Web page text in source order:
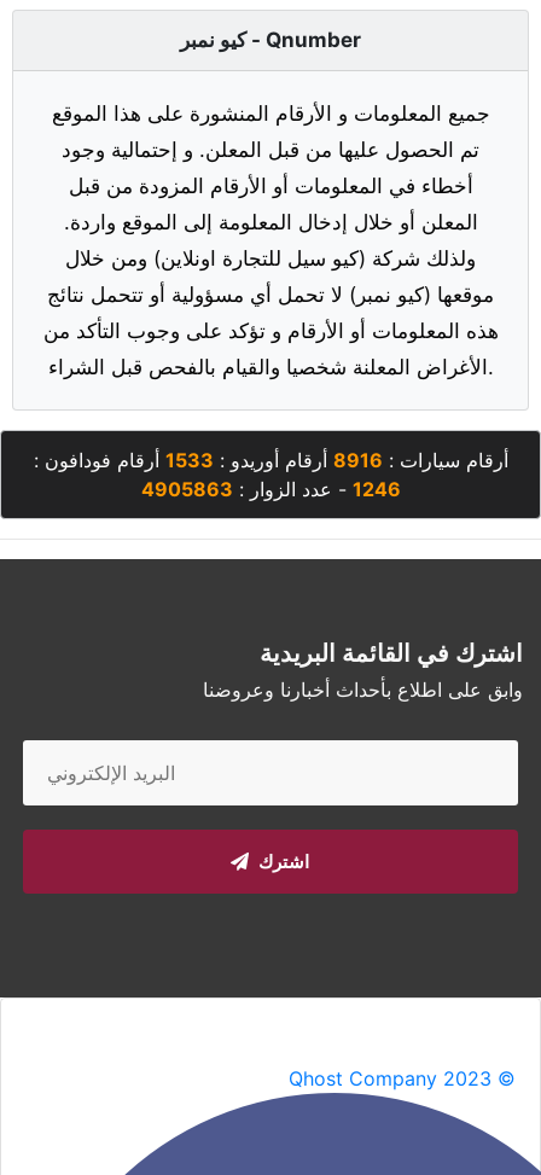
كيو نمبر - Qnumber
جميع المعلومات و الأرقام المنشورة على هذا الموقع
تم الحصول عليها من قبل المعلن. و إحتمالية وجود
أخطاء في المعلومات أو الأرقام المزودة من قبل
المعلن أو خلال إدخال المعلومة إلى الموقع واردة.
ولذلك شركة (كيو سيل للتجارة اونلاين) ومن خلال
موقعها (كيو نمبر) لا تحمل أي مسؤولية أو تتحمل نتائج
هذه المعلومات أو الأرقام و تؤكد على وجوب التأكد من
الأغراض المعلنة شخصيا والقيام بالفحص قبل الشراء.
أرقام سيارات : 8916 أرقام أوريدو : 1533 أرقام فودافون :
1246 - عدد الزوار : 4905863
اشترك في القائمة البريدية
وابق على اطلاع بأحداث أخبارنا وعروضنا
اشترك
Qhost Company 2023 ©